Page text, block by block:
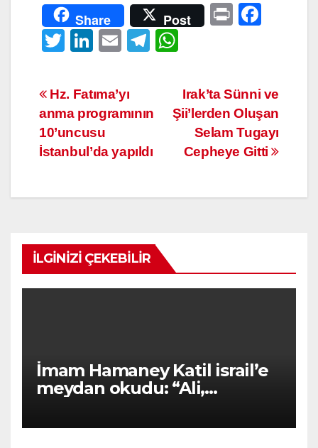
Share Post
Pr
b
o
o
T
tt
er
Li
k
e
dI
n
E
ail
T
gr
m
at
s
p
Yazı
dolaşımı
Irak’ta Sünni ve
Şii’lerden Oluşan
Selam Tugayı
Cepheye Gitti
Hz. Fatıma’yı
anma programının
10’uncusu
İstanbul’da yapıldı
İLGINIZI ÇEKEBILIR
İmam Hamaney Katil israil’e
meydan okudu: “Ali,
dönüyor!”